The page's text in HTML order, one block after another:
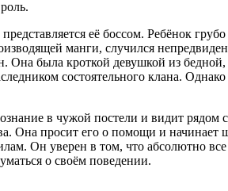
её боссом. Ребёнок грубо
манги, случился
Она была кроткой девушкой из
состоятельного клана. Однако
в чужой постели и видит рядом
Она просит его о помощи и начинает
Он уверен в том, что абсолютно
о своём поведении.